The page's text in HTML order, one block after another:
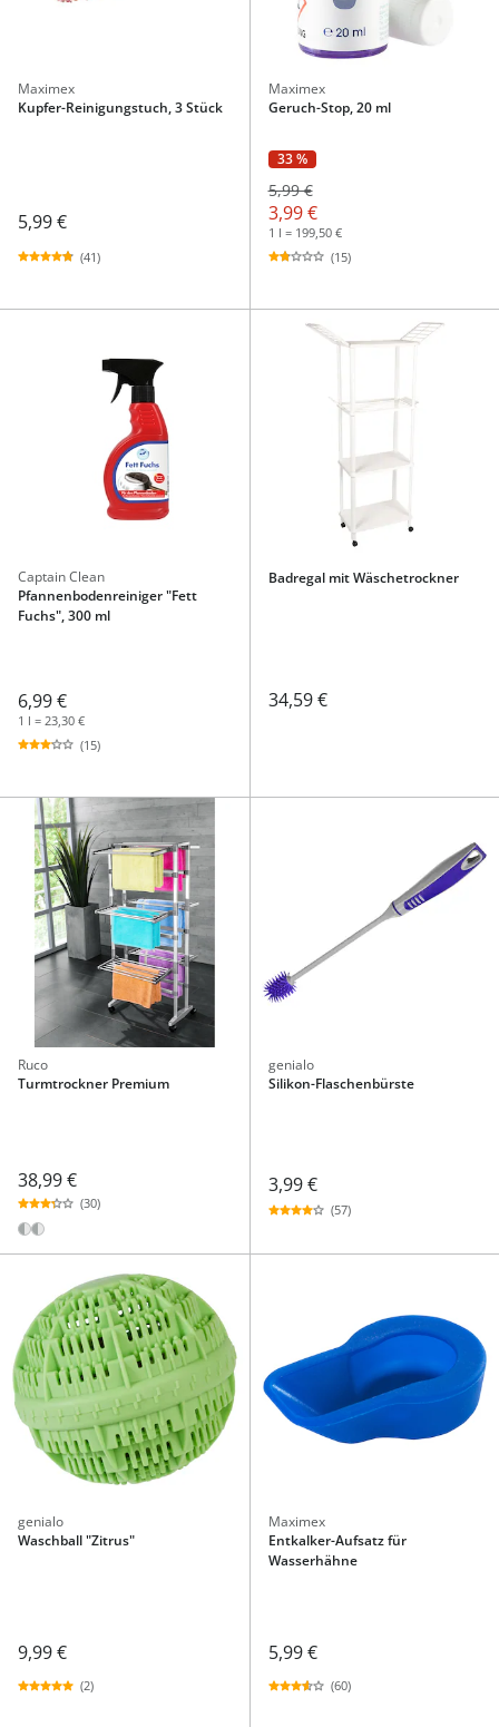
Maximex
Kupfer-Reinigungstuch, 3 Stück
5,99 €
(41)
Maximex
Geruch-Stop, 20 ml
33 %
5,99 €
3,99 €
1 l = 199,50 €
(15)
Captain Clean
Pfannenbodenreiniger "Fett
Fuchs", 300 ml
6,99 €
1 l = 23,30 €
(15)
Badregal mit Wäschetrockner
34,59 €
Ruco
Turmtrockner Premium
38,99 €
(30)
genialo
Silikon-Flaschenbürste
3,99 €
(57)
genialo
Waschball "Zitrus"
9,99 €
(2)
Maximex
Entkalker-Aufsatz für
Wasserhähne
5,99 €
(60)